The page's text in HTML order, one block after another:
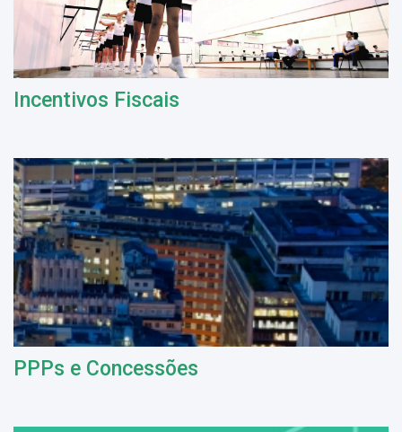
Incentivos Fiscais
PPPs e Concessões